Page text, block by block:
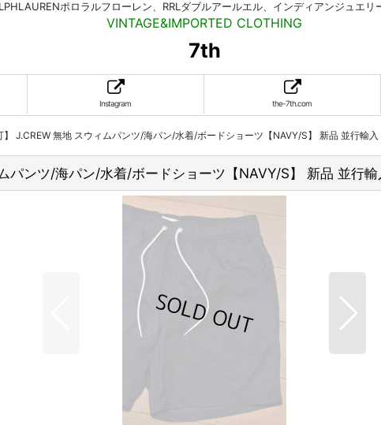
ポロラルフローレン、RRLダブルアールエル、インディアンジュエ
VINTAGE&IMPORTED CLOTHING
7th
Instagram the-7th.com
】 J.CREW 無地 スウィムパンツ/海パン/水着/ボードショーツ【NAVY/S】 新品 並行輸入
パンツ/海パン/水着/ボードショーツ【NAVY/S】 新品 並行輸